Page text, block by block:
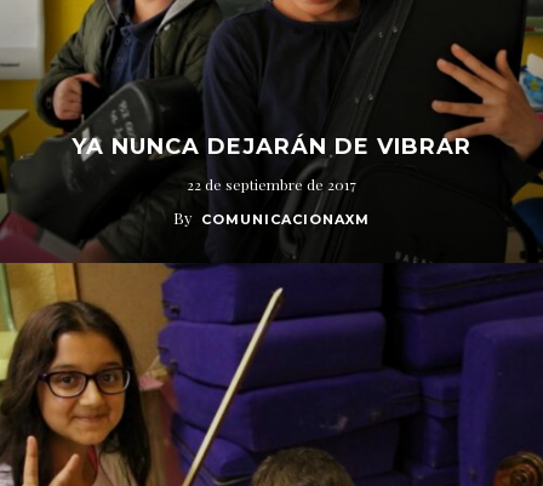
YA NUNCA DEJARÁN DE VIBRAR
22 de septiembre de 2017
By COMUNICACIONAXM